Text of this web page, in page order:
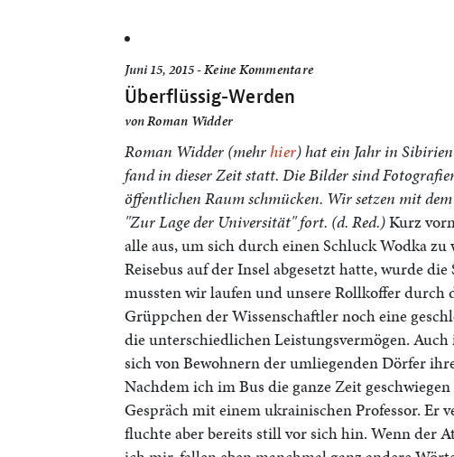
Juni 15, 2015 -Keine Kommentare
Überflüssig-Werden
vonRoman Widder
Roman Widder (mehrhier) hat ein Jahr in
fand in dieser Zeit statt. Die Bilder sind
öffentlichen Raum schmücken. Wir setzen mit
"Zur Lage der Universität" fort. (d. Red.)Kurz
alle aus, um sich durch einen Schluck Wodka
Reisebus auf der Insel abgesetzt hatte, wurde
mussten wir laufen und unsere Rollkoffer durch
Grüppchen der Wissenschaftler noch eine
die unterschiedlichen Leistungsvermögen.
sich von Bewohnern der umliegenden Dörfer
Nachdem ich im Bus die ganze Zeit
Gespräch mit einem ukrainischen Professor. Er
fluchte aber bereits still vor sich hin. Wenn der